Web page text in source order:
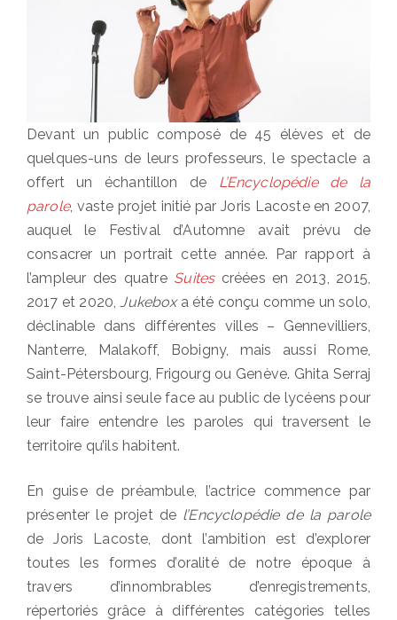
Devant un public composé de 45 élèves et de
quelques-uns de leurs professeurs, le spectacle a
offert un échantillon de L’Encyclopédie de la
parole, vaste projet initié par Joris Lacoste en 2007,
auquel le Festival d’Automne avait prévu de
consacrer un portrait cette année. Par rapport à
l’ampleur des quatre Suitescréées en 2013, 2015,
2017 et 2020,
Jukeboxa été conçu comme un solo,
déclinable dans différentes villes – Gennevilliers,
Nanterre, Malakoff, Bobigny, mais aussi Rome,
Saint-Pétersbourg, Frigourg ou Genève. Ghita Serraj
se trouve ainsi seule face au public de lycéens pour
leur faire entendre les paroles qui traversent le
territoire qu’ils habitent.
En guise de préambule, l’actrice commence par
présenter le projet de l’Encyclopédie de la parole
de Joris Lacoste, dont l’ambition est d’explorer
toutes les formes d’oralité de notre époque à
travers d’innombrables d’enregistrements,
répertoriés grâce à différentes catégories telles